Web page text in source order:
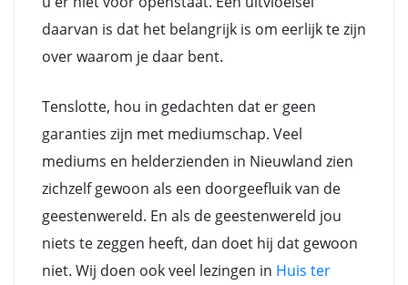
daarvan is dat het belangrijk is om eerlijk te zijn
over waarom je daar bent.
Tenslotte, hou in gedachten dat er geen
garanties zijn met mediumschap. Veel
mediums en helderzienden in Nieuwland zien
zichzelf gewoon als een doorgeefluik van de
geestenwereld. En als de geestenwereld jou
niets te zeggen heeft, dan doet hij dat gewoon
niet. Wij doen ook veel lezingen in Huis ter